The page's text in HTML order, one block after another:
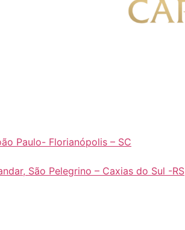
Paulo- Florianópolis – SC
São Pelegrino – Caxias do Sul -RS